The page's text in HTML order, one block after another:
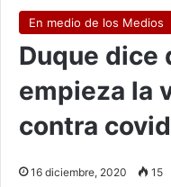
En medio de los Medios
Duque dice
empieza la
contra
16 diciembre, 2020 15